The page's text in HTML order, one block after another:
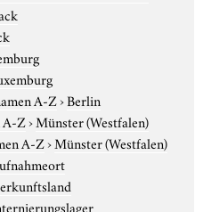
A-Z›Berlin
A-Z›Münster (Westfalen)
A-Z›Münster (Westfalen)